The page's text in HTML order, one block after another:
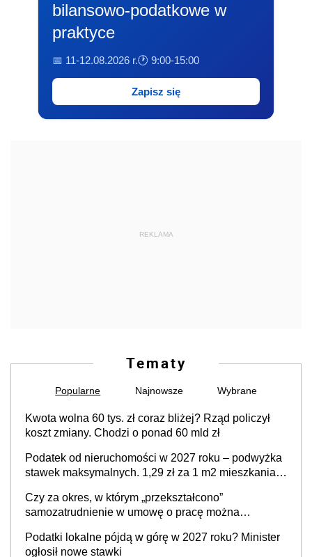
bilansowo-podatkowe w
praktyce
📅 11-12.08.2026 r.🕐 9:00-15:00
Zapisz się
REKLAMA
Tematy
Popularne Najnowsze Wybrane
Kwota wolna 60 tys. zł coraz bliżej? Rząd policzył
koszt zmiany. Chodzi o ponad 60 mld zł
Podatek od nieruchomości w 2027 roku – podwyżka
stawek maksymalnych. 1,29 zł za 1 m2 mieszkania,
prowadzeniem działalności gospodarczej
Czy za okres, w którym „przekształcono”
samozatrudnienie w umowę o pracę można
cywilnoprawnej jedynym racjonalnym wyjściem
Podatki lokalne pójdą w górę w 2027 roku? Minister
ogłosił nowe stawki